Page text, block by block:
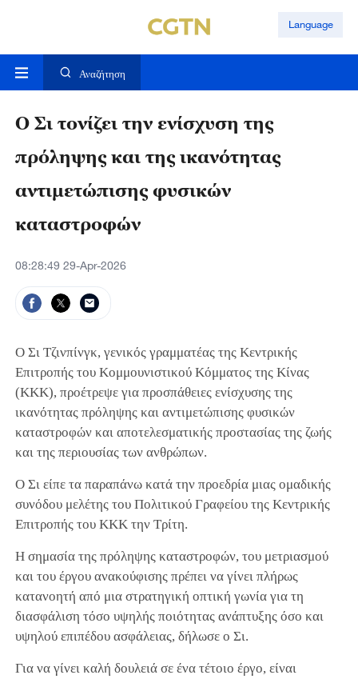
Language
Αναζήτηση
Ο Σι τονίζει την ενίσχυση της
πρόληψης και της ικανότητας
αντιμετώπισης φυσικών
καταστροφών
08:28:49 29-Apr-2026
Ο Σι Τζινπίνγκ, γενικός γραμματέας της Κεντρικής
Επιτροπής του Κομμουνιστικού Κόμματος της Κίνας
(ΚΚΚ), προέτρεψε για προσπάθειες ενίσχυσης της
ικανότητας πρόληψης και αντιμετώπισης φυσικών
καταστροφών και αποτελεσματικής προστασίας της ζωής
και της περιουσίας των ανθρώπων.
Ο Σι είπε τα παραπάνω κατά την προεδρία μιας ομαδικής
συνόδου μελέτης του Πολιτικού Γραφείου της Κεντρικής
Επιτροπής του ΚΚΚ την Τρίτη.
Η σημασία της πρόληψης καταστροφών, του μετριασμού
και του έργου ανακούφισης πρέπει να γίνει πλήρως
κατανοητή από μια στρατηγική οπτική γωνία για τη
διασφάλιση τόσο υψηλής ποιότητας ανάπτυξης όσο και
υψηλού επιπέδου ασφάλειας, δήλωσε ο Σι.
Για να γίνει καλή δουλειά σε ένα τέτοιο έργο, είναι